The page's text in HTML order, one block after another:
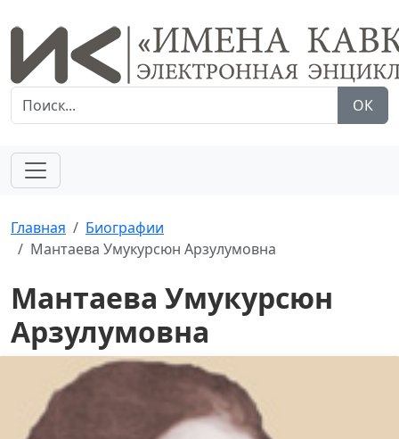
ОК
Главная
Биографии
Мантаева Умукурсюн Арзулумовна
Мантаева Умукурсюн
Арзулумовна